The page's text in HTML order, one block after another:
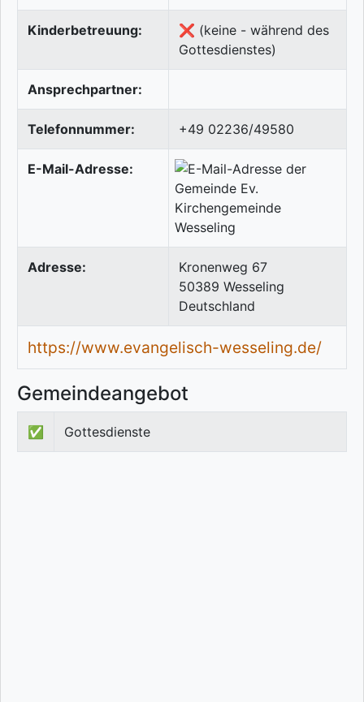
Kinderbetreuung:
❌ (keine - während des
Gottesdienstes)
Ansprechpartner:
Telefonnummer: +49 02236/49580
E-Mail-Adresse:
Adresse:
Kronenweg 67
50389 Wesseling
Deutschland
https://www.evangelisch-wesseling.de/
Gemeindeangebot
✅ Gottesdienste